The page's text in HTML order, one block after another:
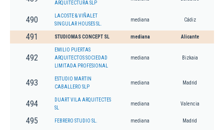
ARQUITECTURA SLP
490
LACOSTE & VIÑALET
SINGULAR HOUSES SL.
mediana Cádiz
491 STUDIOMAS CONCEPT SL mediana Alicante
492
EMILIO PUERTAS
ARQUITECTOS SOCIEDAD
LIMITADA PROFESIONAL
mediana Bizkaia
493
ESTUDIO MARTIN
CABALLERO SLP
mediana Madrid
494
DUART VILA ARQUITECTES
SL
mediana Valencia
495 FEBRERO STUDIO SL. mediana Madrid